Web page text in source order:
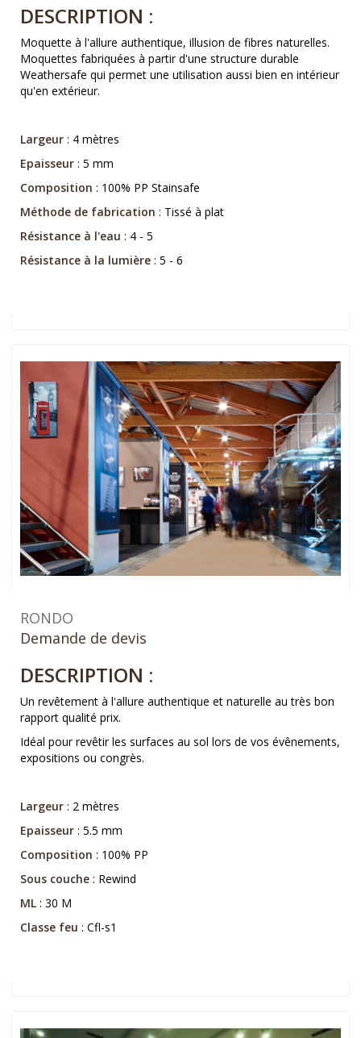
DESCRIPTION :
Moquette à l'allure authentique, illusion de fibres naturelles.
Moquettes fabriquées à partir d'une structure durable
Weathersafe qui permet une utilisation aussi bien en intérieur
qu'en extérieur.
Largeur : 4 mètres
Epaisseur : 5 mm
Composition : 100% PP Stainsafe
Méthode de fabrication : Tissé à plat
Résistance à l'eau : 4 - 5
Résistance à la lumière : 5 - 6
RONDO
Demande de devis
DESCRIPTION :
Un revêtement à l'allure authentique et naturelle au très bon
rapport qualité prix.
Idéal pour revêtir les surfaces au sol lors de vos évênements,
expositions ou congrès.
Largeur : 2 mètres
Epaisseur : 5.5 mm
Composition : 100% PP
Sous couche : Rewind
ML : 30 M
Classe feu : Cfl-s1